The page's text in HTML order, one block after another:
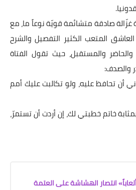
صادقة متشائمة قويّة نوعاً ما، مع
المتعب الكثير التفصيل والشرح
والمستقبل، حيث تقول الفتاة
والصدف:
أن تحافظ عليه، ولو تكالبت عليك أمم
خاتم خطبتي لك، إن أردت أن تستمرّ،
انتصار الهشاشة على العتمة